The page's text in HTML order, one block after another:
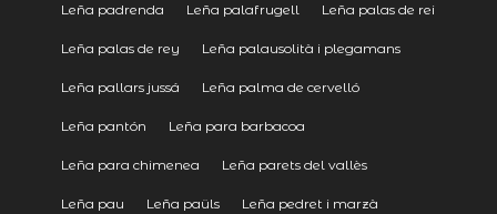
Leña padrenda Leña palafrugell Leña palas de rei
Leña palas de rey Leña palausolità i plegamans
Leña pallars jussá Leña palma de cervelló
Leña pantón Leña para barbacoa
Leña para chimenea Leña parets del vallès
Leña pau Leña paüls Leña pedret i marzà